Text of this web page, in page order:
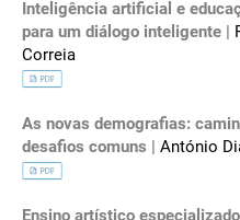
Inteligência artificial e
para um diálogo inteligente |
Correia
As novas demografias:
desafios comuns | António
Ensino artístico